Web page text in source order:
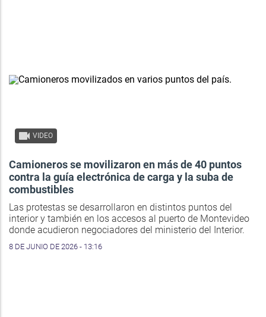
VIDEO
Camioneros se movilizaron en más de 40 puntos
contra la guía electrónica de carga y la suba de
combustibles
Las protestas se desarrollaron en distintos puntos del
interior y también en los accesos al puerto de Montevideo
donde acudieron negociadores del ministerio del Interior.
8 DE JUNIO DE 2026 - 13:16